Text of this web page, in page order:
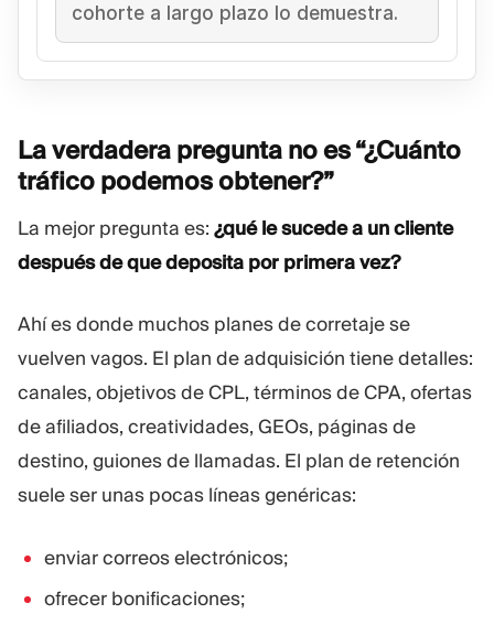
cohorte a largo plazo lo demuestra.
La verdadera pregunta no es “¿Cuánto
tráfico podemosobtener?”
La mejor pregunta es: ¿qué le sucede a un cliente
después de que deposita por primera vez?
Ahí es donde muchos planes de corretaje se
vuelven vagos. El plan de adquisición tiene detalles:
canales, objetivos de CPL, términos de CPA, ofertas
de afiliados, creatividades, GEOs, páginas de
destino, guiones de llamadas. El plan de retención
suele ser unas pocas líneas genéricas:
enviar correos electrónicos;
ofrecer bonificaciones;